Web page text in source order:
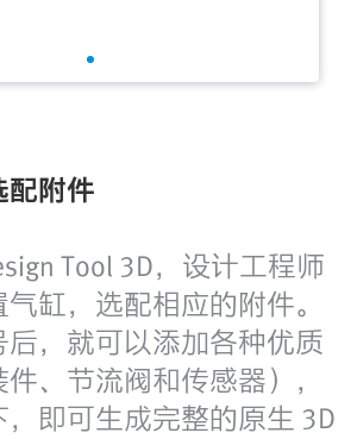
附件
Tool 3D，设计工程师
缸，选配相应的附件。
，就可以添加各种优质
、节流阀和传感器），
即可生成完整的原生 3D